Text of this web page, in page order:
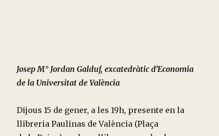
Josep M° Jordan Galduf, excatedràtic d’Economia
de la Universitat de València
Dijous 15 de gener, a les 19h, presente en la
llibreria Paulinas de València (Plaça